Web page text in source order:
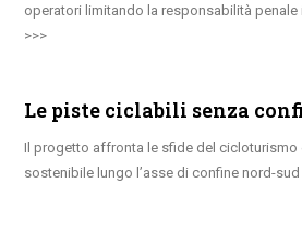
operatori limitando la responsabilità
Le piste ciclabili senza
Il progetto affronta le sfide del cicloturismo
sostenibile lungo l’asse di confine nord-sud